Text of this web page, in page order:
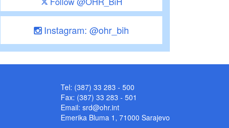
Instagram: @ohr_bih
Tel: (387) 33 283 - 500
Fax: (387) 33 283 - 501
Email: srd@ohr.int
Emerika Bluma 1, 71000 Sarajevo